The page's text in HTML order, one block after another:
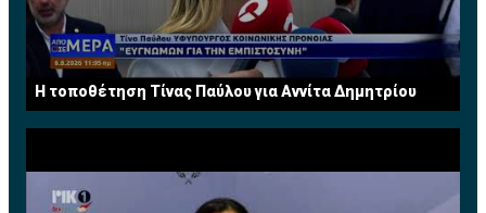
H τοποθέτηση Τίνας Παύλου για Αννίτα Δημητρίου